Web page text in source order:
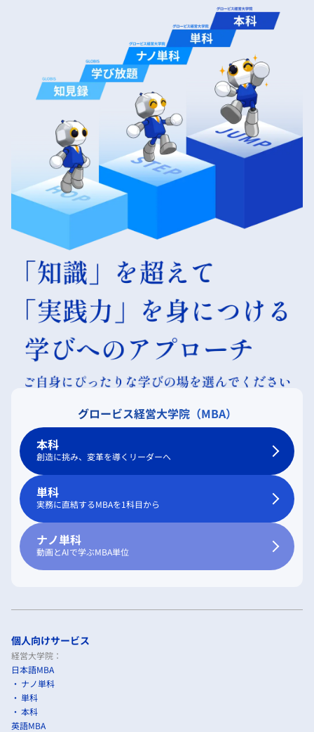
グロービス経営大学院（MBA）
本科
創造に挑み、変革を導くリーダーへ
単科
実務に直結するMBAを1科目から
ナノ単科
動画とAIで学ぶMBA単位
個人向けサービス
経営大学院：
日本語MBA
ナノ単科
単科
本科
英語MBA